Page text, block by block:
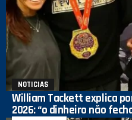
NOTICIAS
William Tackett explica
2026: “o dinheiro não